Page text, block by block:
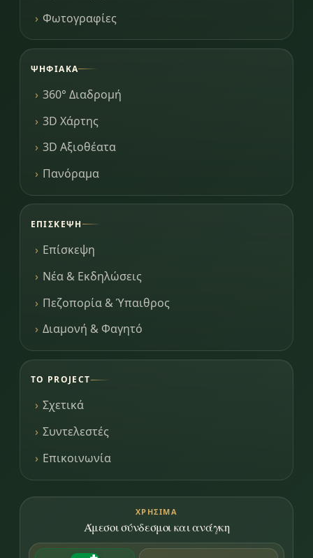
Φωτογραφίες
ΨΗΦΙΑΚΆ
360° Διαδρομή
3D Χάρτης
3D Αξιοθέατα
Πανόραμα
ΕΠΊΣΚΕΨΗ
Επίσκεψη
Νέα & Εκδηλώσεις
Πεζοπορία & Ύπαιθρος
Διαμονή & Φαγητό
ΤΟ PROJECT
Σχετικά
Συντελεστές
Επικοινωνία
ΧΡΉΣΙΜΑ
Άμεσοι σύνδεσμοι και ανάγκη